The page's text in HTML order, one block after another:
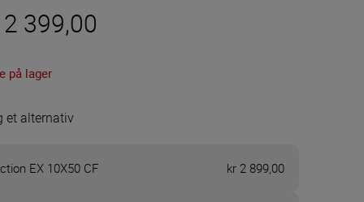
399,00
på lager
et alternativ
EX 10X50 CF kr 2 899,00